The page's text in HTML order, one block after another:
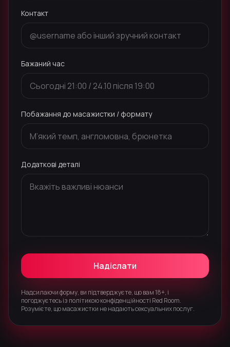
Контакт
Бажаний час
Побажання до масажистки / формату
Додаткові деталі
Надіслати
Надсилаючи форму, ви підтверджуєте, що вам 18+, і
погоджуєтесь із політикою конфіденційності Red Room.
Розумієте, що масажистки не надають сексуальних послуг.